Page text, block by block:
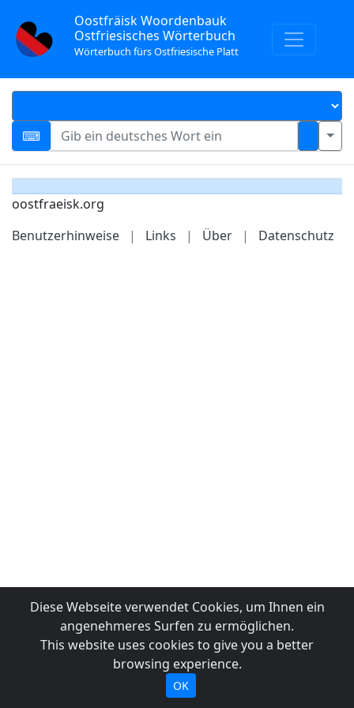
Oostfräisk Woordenbauk
Ostfriesisches Wörterbuch
Wörterbuch fürs Ostfriesische Platt
oostfraeisk.org
Benutzerhinweise
| Links | Über | Datenschutz
Diese Webseite verwendet Cookies, um Ihnen ein
angenehmeres Surfen zu ermöglichen.
This website uses cookies to give you a better
browsing experience.
OK